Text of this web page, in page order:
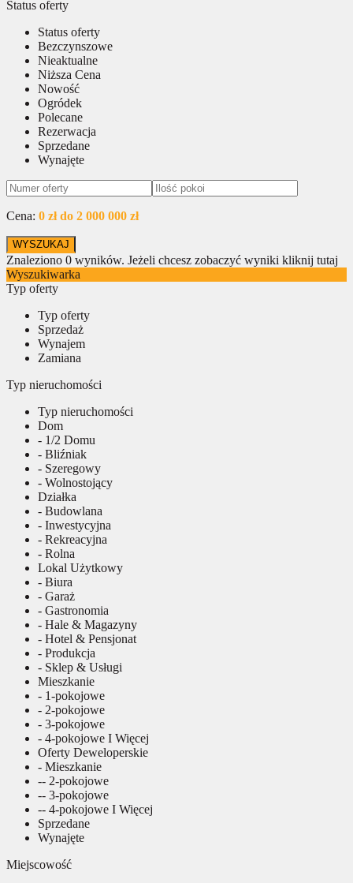
Status oferty
Status oferty
Bezczynszowe
Nieaktualne
Niższa Cena
Nowość
Ogródek
Polecane
Rezerwacja
Sprzedane
Wynajęte
Cena: 0 zł do 2 000 000 zł
Znaleziono 0 wyników. Jeżeli chcesz zobaczyć wyniki kliknij tutaj
Wyszukiwarka
Typ oferty
Typ oferty
Sprzedaż
Wynajem
Zamiana
Typ nieruchomości
Typ nieruchomości
Dom
- 1/2 Domu
- Bliźniak
- Szeregowy
- Wolnostojący
Działka
- Budowlana
- Inwestycyjna
- Rekreacyjna
- Rolna
Lokal Użytkowy
- Biura
- Garaż
- Gastronomia
- Hale & Magazyny
- Hotel & Pensjonat
- Produkcja
- Sklep & Usługi
Mieszkanie
- 1-pokojowe
- 2-pokojowe
- 3-pokojowe
- 4-pokojowe I Więcej
Oferty Deweloperskie
- Mieszkanie
-- 2-pokojowe
-- 3-pokojowe
-- 4-pokojowe I Więcej
Sprzedane
Wynajęte
Miejscowość